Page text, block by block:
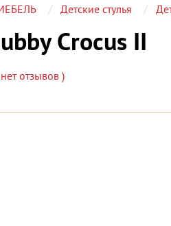
Детские стулья
Crocus II
отзывов)